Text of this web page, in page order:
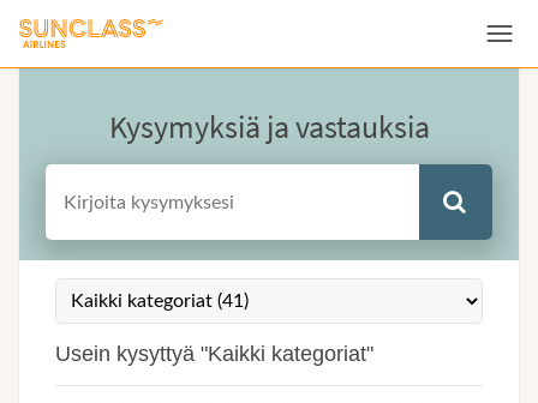
Valikko
Kysymyksiä ja vastauksia
Usein kysyttyä "Kaikki kategoriat"